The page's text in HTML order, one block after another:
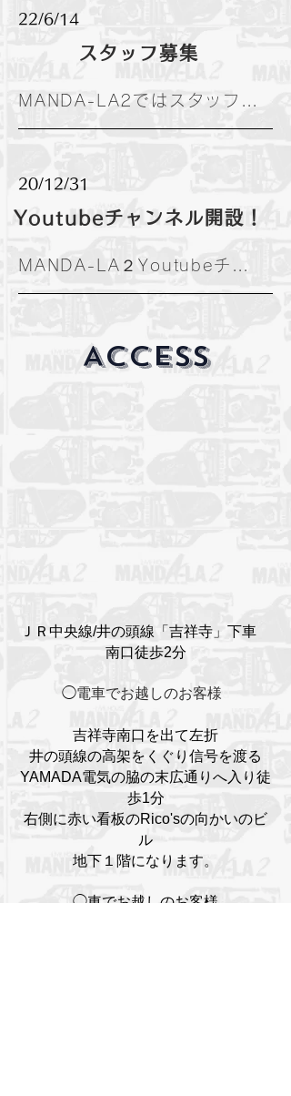
22/6/14
スタッフ募集
20/12/31
Youtubeチャンネル開設！
ＪＲ中央線/井の頭線「吉祥寺」下車
南口徒歩2分
◯電車でお越しのお客様
吉祥寺南口を出て左折
井の頭線の高架をくぐり信号を渡る
YAMADA電気の脇の末広通りへ入り徒
歩1分
右側に赤い看板のRico'sの向かいのビ
ル
地下１階になります。
◯車でお越しのお客様
​ACCESS